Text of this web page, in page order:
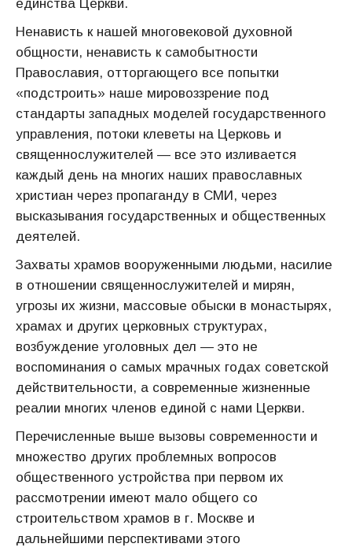
единства Церкви.
Ненависть к нашей многовековой духовной
общности, ненависть к самобытности
Православия, отторгающего все попытки
«подстроить» наше мировоззрение под
стандарты западных моделей государственного
управления, потоки клеветы на Церковь и
священнослужителей — все это изливается
каждый день на многих наших православных
христиан через пропаганду в СМИ, через
высказывания государственных и общественных
деятелей.
Захваты храмов вооруженными людьми, насилие
в отношении священнослужителей и мирян,
угрозы их жизни, массовые обыски в монастырях,
храмах и других церковных структурах,
возбуждение уголовных дел — это не
воспоминания о самых мрачных годах советской
действительности, а современные жизненные
реалии многих членов единой с нами Церкви.
Перечисленные выше вызовы современности и
множество других проблемных вопросов
общественного устройства при первом их
рассмотрении имеют мало общего со
строительством храмов в г. Москве и
дальнейшими перспективами этого